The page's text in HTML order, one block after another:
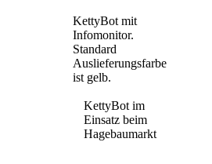
KettyBot mit
Infomonitor.
Standard
Auslieferungsfarbe
ist gelb.
KettyBot im
Einsatz beim
Hagebaumarkt